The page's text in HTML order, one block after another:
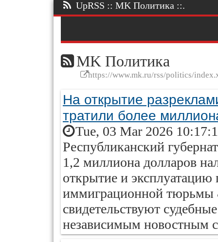
UpRSS :: MK Политика ::.
MK Политика
https://www.mk.ru/rss/politics/
На открытие
тратили более
Tue, 03 Mar 2026
Республиканский
1,2 миллиона долларов
открытие и эксплуатацию
иммиграционной тюрьмы
свидетельствуют
независимым новостным